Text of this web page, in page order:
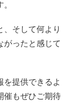
、そして何より
がったと感じて
を提供できるよ
催もぜひご期待